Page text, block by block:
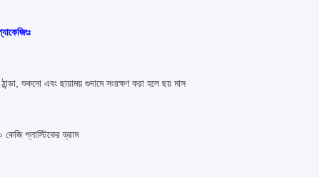
শুকনো এবং ছায়াময় গুদামে সংরক্ষণ করা হলে ছয় মাস
কেজি প্লাস্টিকের ড্রাম